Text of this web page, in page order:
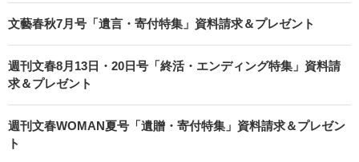
文藝春秋7月号「遺言・寄付特集」資料請求＆プレゼント
週刊文春8月13日・20日号「終活・エンディング特集」資料請
求＆プレゼント
週刊文春WOMAN夏号「遺贈・寄付特集」資料請求＆プレゼン
ト